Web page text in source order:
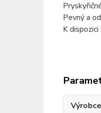
Pevný a
K
Výrobce